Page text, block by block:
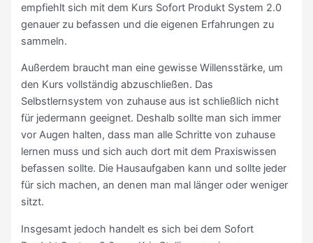
empfiehlt sich mit dem Kurs Sofort Produkt System 2.0
genauer zu befassen und die eigenen Erfahrungen zu
sammeln.
Außerdem braucht man eine gewisse Willensstärke, um
den Kurs vollständig abzuschließen. Das
Selbstlernsystem von zuhause aus ist schließlich nicht
für jedermann geeignet. Deshalb sollte man sich immer
vor Augen halten, dass man alle Schritte von zuhause
lernen muss und sich auch dort mit dem Praxiswissen
befassen sollte. Die Hausaufgaben kann und sollte jeder
für sich machen, an denen man mal länger oder weniger
sitzt.
Insgesamt jedoch handelt es sich bei dem Sofort